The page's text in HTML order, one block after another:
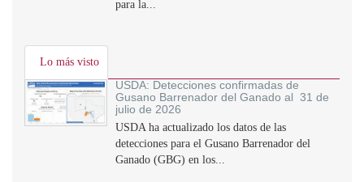
para la...
Lo más visto
USDA: Detecciones confirmadas de
Gusano Barrenador del Ganado al 31 de
julio de 2026
USDA ha actualizado los datos de las
detecciones para el Gusano Barrenador del
Ganado (GBG) en los...